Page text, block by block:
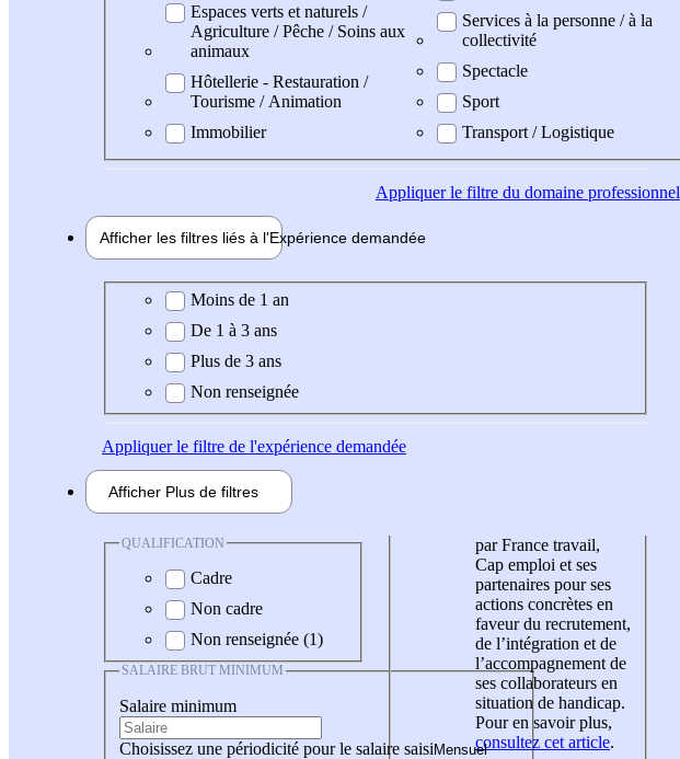
Espaces verts et naturels /
Agriculture / Pêche / Soins aux
animaux
Hôtellerie - Restauration /
Tourisme / Animation
Immobilier
Services à la personne / à la
collectivité
Spectacle
Sport
Transport / Logistique
Appliquerle filtre du domaine professionnel
Afficher les filtres liés à l'Expérience demandée
Expérience demandée
Moins de 1 an
De 1 à 3 ans
Plus de 3 ans
Non renseignée
Appliquerle filtre de l'expérience demandée
Afficher Plus de filtres
QUALIFICATION
Cadre
Non cadre
Non renseignée (1)
SALAIRE BRUT MINIMUM
Salaire minimum
Choisissez une périodicité pour le salaire saisi
par France travail,
Cap emploi et ses
partenaires pour ses
actions concrètes en
faveur du recrutement,
de l’intégration et de
l’accompagnement de
ses collaborateurs en
situation de handicap.
Pour en savoir plus,
consultez cet article.